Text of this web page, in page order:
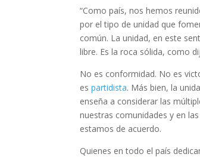
“Como país, nos hemos
por el tipo de unidad que
común. La unidad, en este
libre. Es la roca sólida, como
No es conformidad. No es
espartidista. Más bien, la
enseña a considerar las
nuestras comunidades y en
estamos de acuerdo.
Quienes en todo el país